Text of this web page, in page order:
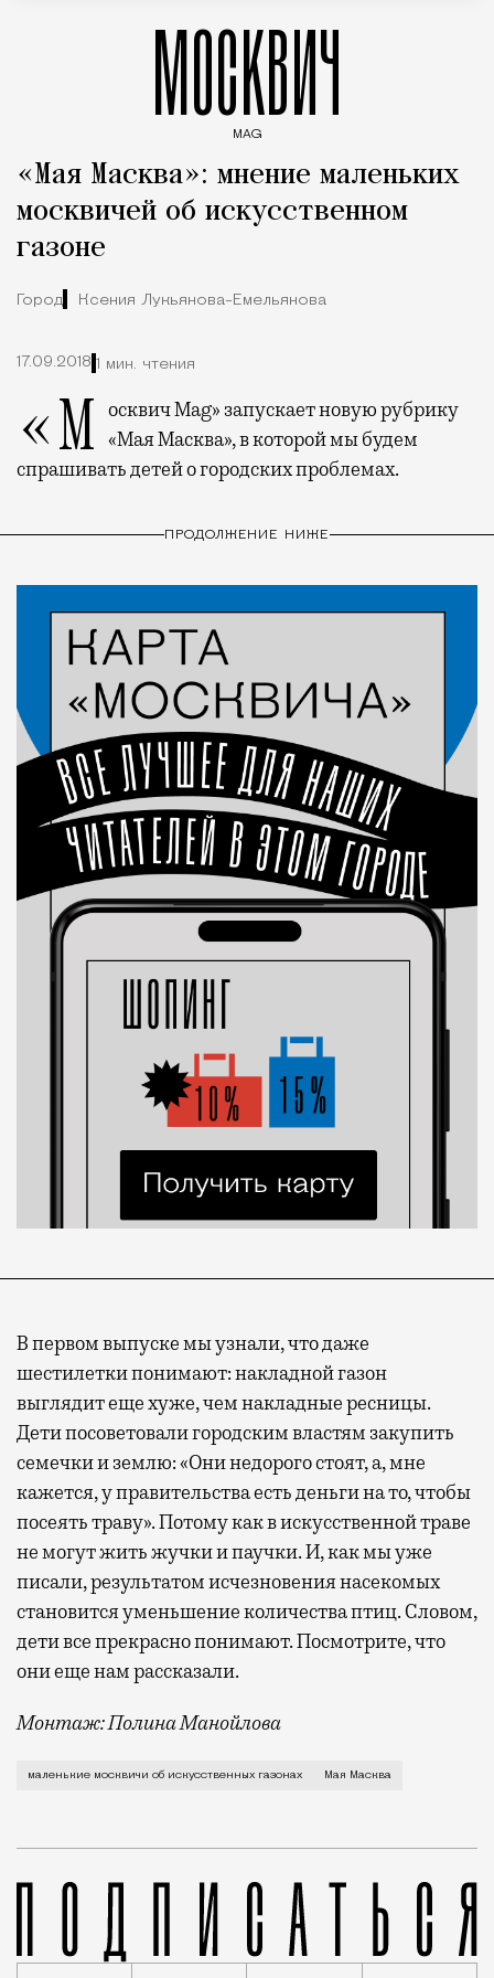
МОСКВИЧ
MAG
«Мая Масква»: мнение маленьких
москвичей об искусственном
газоне
Город Ксения Лукьянова-Емельянова
17.09.2018 1 мин. чтения
«Москвич Mag» запускает новую рубрику «Мая Масква», в которой мы будем
спрашивать детей о городских проблемах.
ПРОДОЛЖЕНИЕ НИЖЕ
В первом выпуске мы узнали, что даже
шестилетки понимают: накладной газон
выглядит еще хуже, чем накладные ресницы.
Дети посоветовали городским властям закупить
семечки и землю: «Они недорого стоят, а, мне
кажется, у правительства есть деньги на то, чтобы
посеять траву». Потому как в искусственной траве
не могут жить жучки и паучки. И, как мы уже
писали, результатом исчезновения насекомых
становится уменьшение количества птиц. Словом,
дети все прекрасно понимают. Посмотрите, что
они еще нам рассказали.
Монтаж: Полина Манойлова
«Москвич Mag» запускает новую рубрику «Мая
маленькие москвичи об искусственных газонах Мая Масква